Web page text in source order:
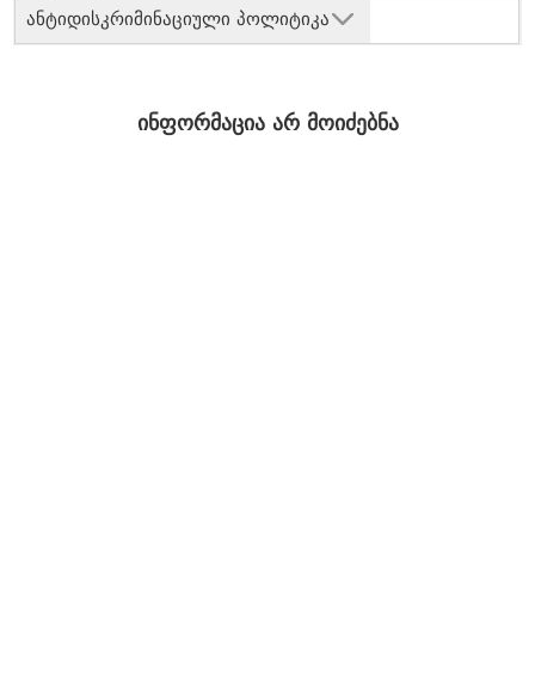
ანტიდისკრიმინაციული პოლიტიკა
ინფორმაცია არ მოიძებნა